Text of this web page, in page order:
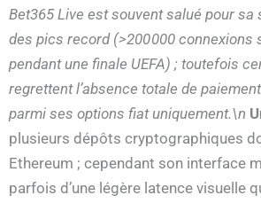
Bet365 Live est souvent salué pour sa
des pics record (>200 000 connexions
pendant une finale UEFA) ; toutefois
regrettent l’absence totale de
parmi ses options fiat uniquement.\n
plusieurs dépôts cryptographiques
Ethereum ; cependant son interface
parfois d’une légère latence visuelle